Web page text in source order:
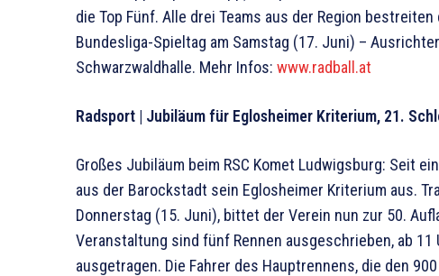
die Top Fünf. Alle drei Teams aus der Region
Bundesliga-Spieltag am Samstag (17. Juni) –
Schwarzwaldhalle. Mehr Infos: www.radball.at
Radsport | Jubiläum für Eglosheimer Kriterium, 21.
Großes Jubiläum beim RSC Komet Ludwigsburg: Seit
aus der Barockstadt sein Eglosheimer Kriterium aus.
Donnerstag (15. Juni), bittet der Verein nun zur 50.
Veranstaltung sind fünf Rennen ausgeschrieben, ab
ausgetragen. Die Fahrer des Hauptrennens, die den